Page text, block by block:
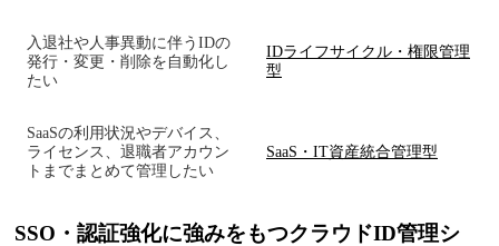
入退社や人事異動に伴うIDの
発行・変更・削除を自動化し
たい
IDライフサイクル・権限管理
型
SaaSの利用状況やデバイス、
ライセンス、退職者アカウン
トまでまとめて管理したい
SaaS・IT資産統合管理型
SSO・認証強化に強みをもつクラウドID管理シ